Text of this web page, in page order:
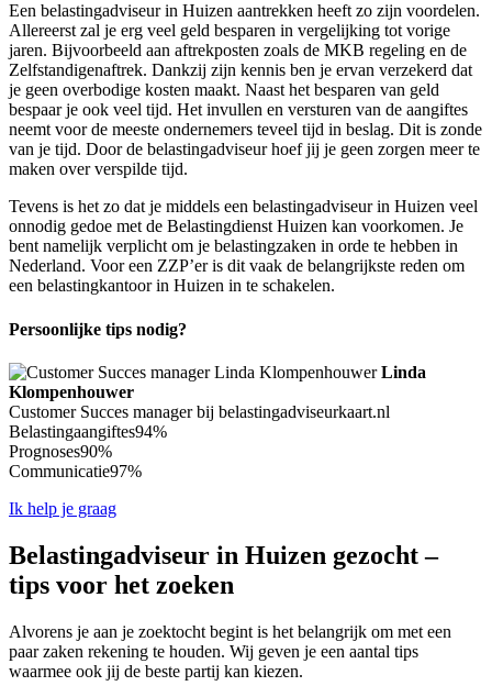
Een belastingadviseur in Huizen aantrekken heeft zo zijn voordelen.
Allereerst zal je erg veel geld besparen in vergelijking tot vorige
jaren. Bijvoorbeeld aan aftrekposten zoals de MKB regeling en de
Zelfstandigenaftrek. Dankzij zijn kennis ben je ervan verzekerd dat
je geen overbodige kosten maakt. Naast het besparen van geld
bespaar je ook veel tijd. Het invullen en versturen van de aangiftes
neemt voor de meeste ondernemers teveel tijd in beslag. Dit is zonde
van je tijd. Door de belastingadviseur hoef jij je geen zorgen meer te
maken over verspilde tijd.
Tevens is het zo dat je middels een belastingadviseur in Huizen veel
onnodig gedoe met de Belastingdienst Huizen kan voorkomen. Je
bent namelijk verplicht om je belastingzaken in orde te hebben in
Nederland. Voor een ZZP’er is dit vaak de belangrijkste reden om
een belastingkantoor in Huizen in te schakelen.
Persoonlijke tips nodig?
Linda
Klompenhouwer
Customer Succes manager bij belastingadviseurkaart.nl
Belastingaangiftes94%
Prognoses90%
Communicatie97%
Ik help je graag
Belastingadviseur in Huizen gezocht –
tips voor het zoeken
Alvorens je aan je zoektocht begint is het belangrijk om met een
paar zaken rekening te houden. Wij geven je een aantal tips
waarmee ook jij de beste partij kan kiezen.